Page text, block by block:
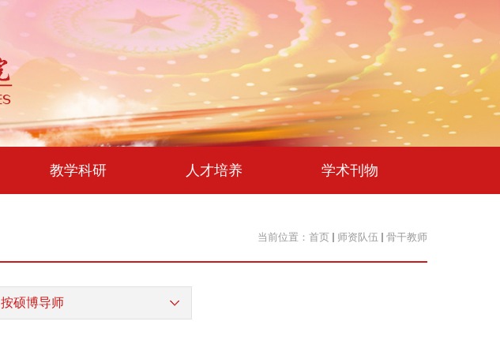
教学科研 人才培养 学术刊物
当前位置： 首页 师资队伍 骨干教师
按硕博导师